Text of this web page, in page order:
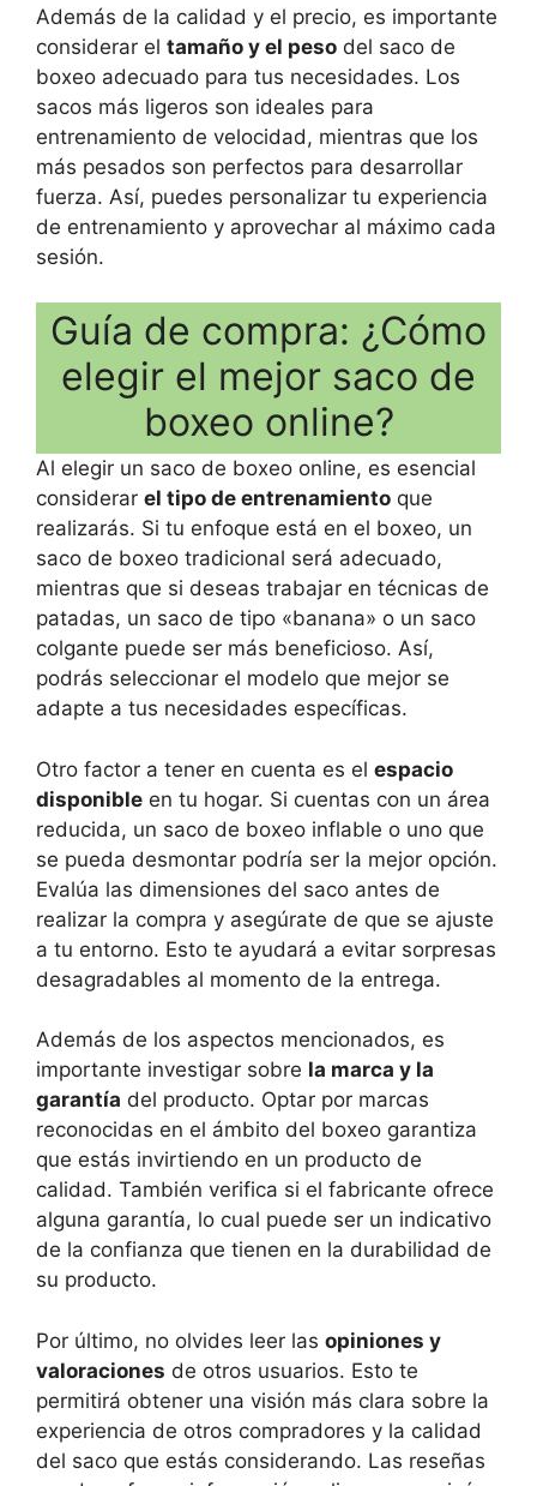
Además de la calidad y el precio, es importante
considerar el tamaño y el peso del saco de
boxeo adecuado para tus necesidades. Los
sacos más ligeros son ideales para
entrenamiento de velocidad, mientras que los
más pesados son perfectos para desarrollar
fuerza. Así, puedes personalizar tu experiencia
de entrenamiento y aprovechar al máximo cada
sesión.
Guía de compra: ¿Cómo
elegir el mejor saco de
boxeo online?
Al elegir un saco de boxeo online, es esencial
considerar el tipo de entrenamiento que
realizarás. Si tu enfoque está en el boxeo, un
saco de boxeo tradicional será adecuado,
mientras que si deseas trabajar en técnicas de
patadas, un saco de tipo «banana» o un saco
colgante puede ser más beneficioso. Así,
podrás seleccionar el modelo que mejor se
adapte a tus necesidades específicas.
Otro factor a tener en cuenta es el espacio
disponible en tu hogar. Si cuentas con un área
reducida, un saco de boxeo inflable o uno que
se pueda desmontar podría ser la mejor opción.
Evalúa las dimensiones del saco antes de
realizar la compra y asegúrate de que se ajuste
a tu entorno. Esto te ayudará a evitar sorpresas
desagradables al momento de la entrega.
Además de los aspectos mencionados, es
importante investigar sobre la marca y la
garantía del producto. Optar por marcas
reconocidas en el ámbito del boxeo garantiza
que estás invirtiendo en un producto de
calidad. También verifica si el fabricante ofrece
alguna garantía, lo cual puede ser un indicativo
de la confianza que tienen en la durabilidad de
su producto.
Por último, no olvides leer las opiniones y
valoraciones de otros usuarios. Esto te
permitirá obtener una visión más clara sobre la
experiencia de otros compradores y la calidad
del saco que estás considerando. Las reseñas